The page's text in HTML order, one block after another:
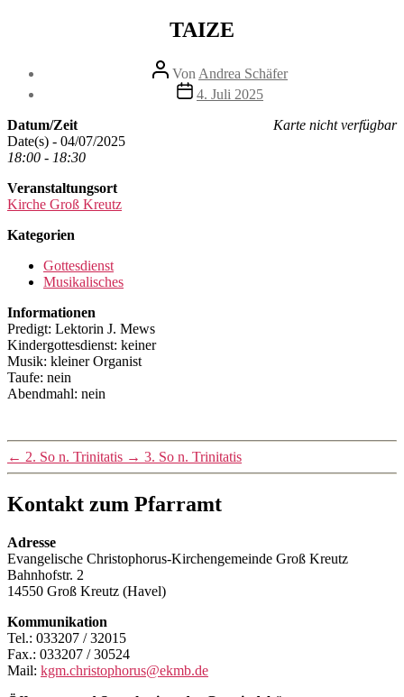
TAIZE
Beitragsautor
Von Andrea Schäfer
Beitragsdatum
4. Juli 2025
Karte nicht verfügbar
Datum/Zeit
Date(s) - 04/07/2025
18:00 - 18:30
Veranstaltungsort
Kirche Groß Kreutz
Kategorien
Gottesdienst
Musikalisches
Informationen
Predigt: Lektorin J. Mews
Kindergottesdienst: keiner
Musik: kleiner Organist
Taufe: nein
Abendmahl: nein
← 2. So n. Trinitatis → 3. So n. Trinitatis
Kontakt zum Pfarramt
Adresse
Evangelische Christophorus-Kirchengemeinde Groß Kreutz
Bahnhofstr. 2
14550 Groß Kreutz (Havel)
Kommunikation
Tel.: 033207 / 32015
Fax.: 033207 / 30524
Mail: kgm.christophorus@ekmb.de